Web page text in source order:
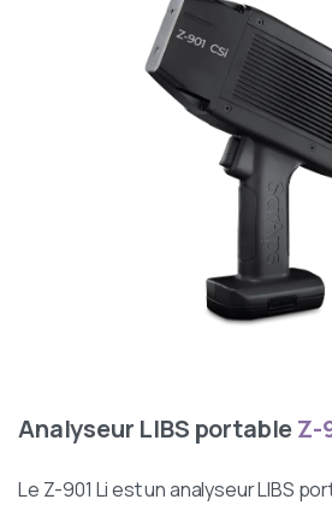
Analyseur LIBS portableZ-
Le Z-901 Li est un analyseur LIBS